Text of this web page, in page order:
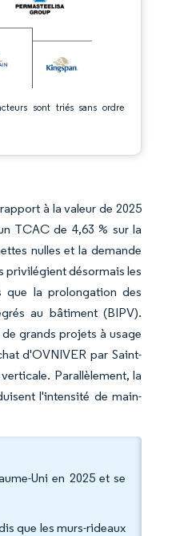
sont triés sans ordre
à la valeur de 2025
TCAC de 4,63 % sur la
nulles et la demande
privilégient désormais les
que la prolongation des
au bâtiment (BIPV).
grands projets à usage
d'OVNIVER par Saint-
Parallèlement, la
l'intensité de main-
Uni en 2025 et se
que les murs-rideaux